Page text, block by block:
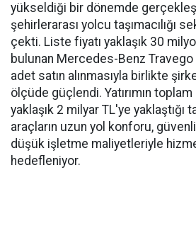
yükseldiği bir dönemde
şehirlerarası yolcu taşımacılığı
çekti. Liste fiyatı yaklaşık 30
bulunan Mercedes-Benz
adet satın alınmasıyla birlikte
ölçüde güçlendi. Yatırımın
yaklaşık 2 milyar TL'ye yaklaştığı
araçların uzun yol konforu,
düşük işletme maliyetleriyle
hedefleniyor.